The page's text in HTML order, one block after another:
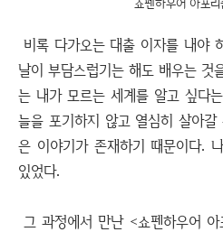
비록 다가오는 대출 이자를 내야
날이 부담스럽기는 해도 배우는 것
는 내가 모르는 세계를 알고 싶다
늘을 포기하지 않고 열심히 살아
은 이야기가 존재하기 때문이다.
있었다.
그 과정에서 만난 <쇼펜하우어